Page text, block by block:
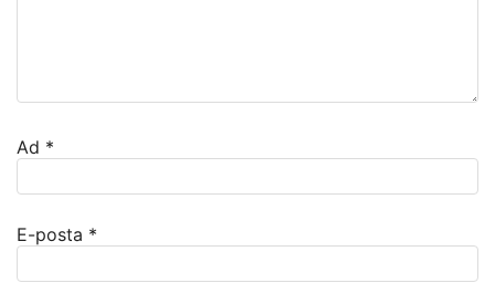
Ad *
E-posta *